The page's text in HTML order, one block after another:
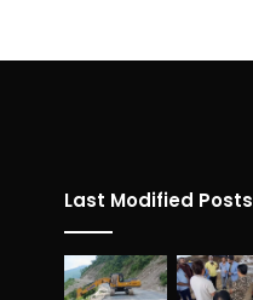
Last Modified Posts